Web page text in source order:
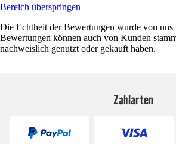
Bereich überspringen
Die Echtheit der Bewertungen wurde von uns
Bewertungen können auch von Kunden
nachweislich genutzt oder gekauft haben.
Zahlarten